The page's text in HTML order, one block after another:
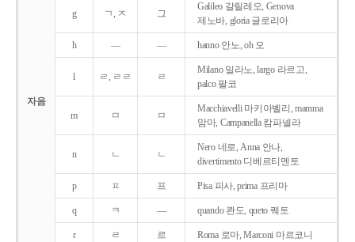
자음
g ㄱ, ㅈ 그
Galileo 갈릴레오, Genova
제노바, gloria 글로리아
h ― ― hanno 안노, oh 오
l ㄹ, ㄹㄹ ㄹ
Milano 밀라노, largo 라르고,
palco 팔코
m ㅁ ㅁ
Macchiavelli 마키아벨리, mamma
맘마, Campanella 캄파넬라
n ㄴ ㄴ
Nero 네로, Anna 안나,
divertimento 디베르티멘토
p ㅍ 프 Pisa 피사, prima 프리마
q ㅋ ― quando 콴도, queto 퀘토
r ㄹ 르 Roma 로마, Marconi 마르코니